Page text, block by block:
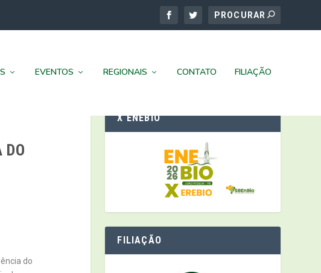
EVENTOS REGIONAIS CONTATO FILIAÇÃO
DO
do
X ENEBIO
FILIAÇÃO